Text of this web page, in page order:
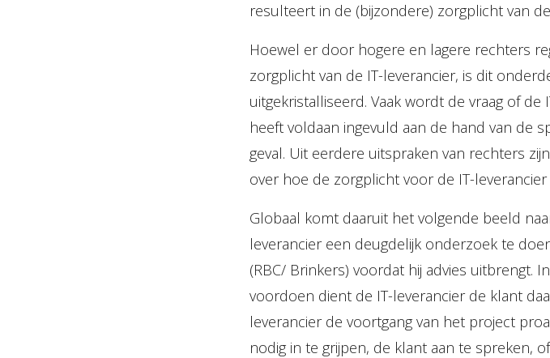
resulteert in de (bijzondere) zorgplicht van
Hoewel er door hogere en lagere rechters
zorgplicht van de IT-leverancier, is dit
uitgekristalliseerd. Vaak wordt de vraag of
heeft voldaan ingevuld aan de hand van de
geval. Uit eerdere uitspraken van rechters
over hoe de zorgplicht voor de IT-
Globaal komt daaruit het volgende beeld
leverancier een deugdelijk onderzoek te
(RBC/ Brinkers) voordat hij advies uitbrengt.
voordoen dient de IT-leverancier de klant
leverancier de voortgang van het project
nodig in te grijpen, de klant aan te spreken,